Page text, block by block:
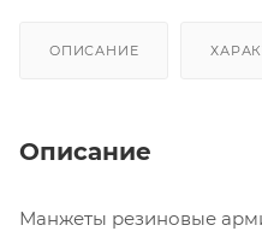
ОПИСАНИЕ
Описание
Манжеты резиновые